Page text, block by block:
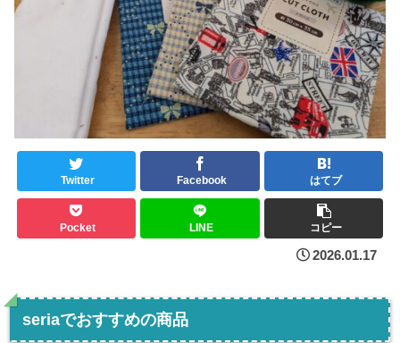
Twitter Facebook はてブ
Pocket LINE コピー
2026.01.17
seriaでおすすめの商品